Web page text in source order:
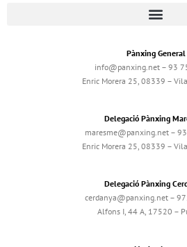
Pànxing General
info@panxing.net – 93
Enric Morera 25, 08339 –
Delegació Pànxing
maresme@panxing.net –
Enric Morera 25, 08339 –
Delegació Pànxing
cerdanya@panxing.net –
Alfons I, 44 A, 17520 –